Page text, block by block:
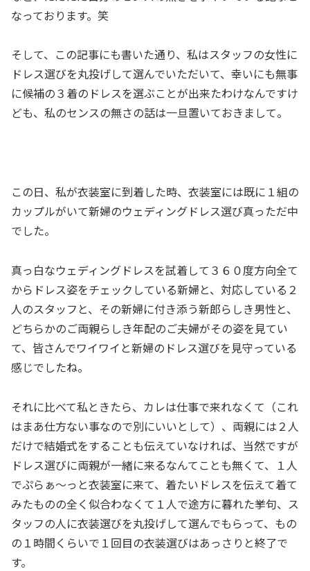
なっております。笑
そして、この記事にも書いた通り、私はスタッフの女性に
ドレス選びを丸投げして選んでいただいて、幸いにも無事
に候補の３着のドレスを選ぶことが出来たわけなんですけ
ども、私のセンスの無さの話は一旦置いておきまして。
この日、私が衣装室に到着した時、衣装室には既に１組の
カップルがいて新婦のウェディングドレス選び真っただ中
でした。
真っ白なウェディングドレスを試着して３６０度方向全て
からドレス姿をチェックしている新婦と、対応している２
人のスタッフと、その新婦に付き添う新郎らしき男性と、
どちらかのご両親らしき年配のご夫婦がその姿を見てい
て、皆さんでワイワイと新婦のドレス選びを見守っている
感じでしたね。
それに比べて私ときたら、カレは仕事で来れなくて（これ
はまあ仕方ない事なので別にいいとして）、両親には２人
だけで結婚式をすることも伝えていなければ、当然ですが
ドレス選びに両親が一緒に来るなんてことも無くて、１人
でぷらぁ～っと衣装室に来て、着たいドレスを伝えて着て
みたものの全く似合わなくて１人で途方に暮れた挙句、ス
タッフの人に衣装選びを丸投げして選んでもらって、もの
の１時間くらいで１回目の衣装選びはあっさりと終了で
す。